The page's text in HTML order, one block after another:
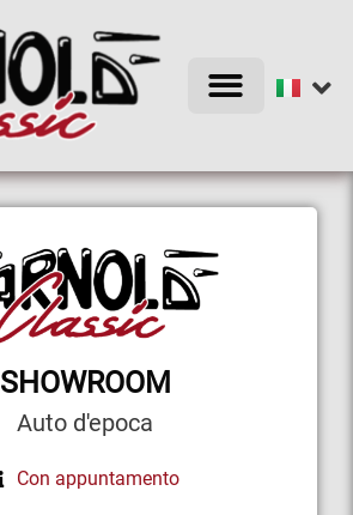
SHOWROOM
Auto d'epoca
Con appuntamento